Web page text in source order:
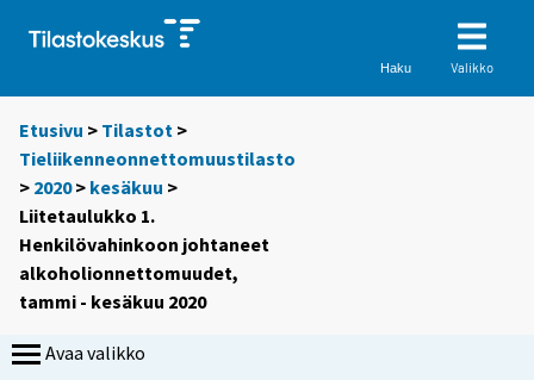
Haku Valikko
Etusivu > Tilastot >
Tieliikenneonnettomuustilasto
> 2020> kesäkuu >
Liitetaulukko 1.
Henkilövahinkoon johtaneet
alkoholionnettomuudet,
tammi - kesäkuu 2020
Avaa valikko